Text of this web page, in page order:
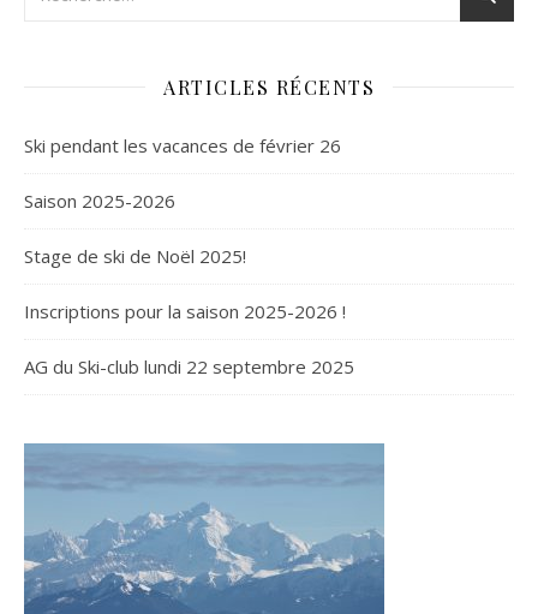
ARTICLES RÉCENTS
Ski pendant les vacances de février 26
Saison 2025-2026
Stage de ski de Noël 2025!
Inscriptions pour la saison 2025-2026 !
AG du Ski-club lundi 22 septembre 2025